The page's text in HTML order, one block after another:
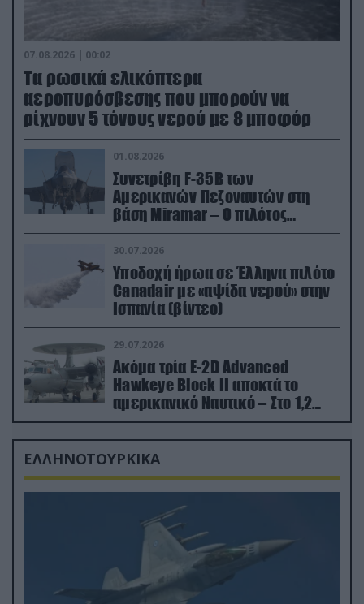
07.08.2026 | 00:02
Τα ρωσικά ελικόπτερα
αεροπυρόσβεσης που μπορούν να
ρίχνουν 5 τόνους νερού με 8 μποφόρ
01.08.2026
Συνετρίβη F-35B των
Αμερικανών Πεζοναυτών στη
βάση Miramar – Ο πιλότος
εκτινάχθηκε εγκαίρως
30.07.2026
Υποδοχή ήρωα σε Έλληνα πιλότο
Canadair με «αψίδα νερού» στην
Ισπανία (βίντεο)
29.07.2026
Ακόμα τρία E-2D Advanced
Hawkeye Block II αποκτά το
αμερικανικό Ναυτικό – Στο 1,2
δισ.δολάρια το κόστος
ΕΛΛΗΝΟΤΟΥΡΚΙΚΑ